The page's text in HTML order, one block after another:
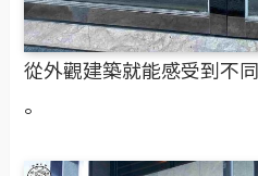
從外觀建築就能感受到不
。